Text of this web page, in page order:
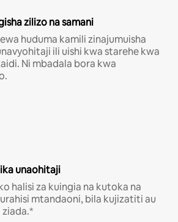
zilizo na samani
huduma kamili zinajumuisha
ili uishi kwa starehe kwa
Ni mbadala bora kwa
unaohitaji
halisi za kuingia na kutoka na
mtandaoni, bila kujizatiti au